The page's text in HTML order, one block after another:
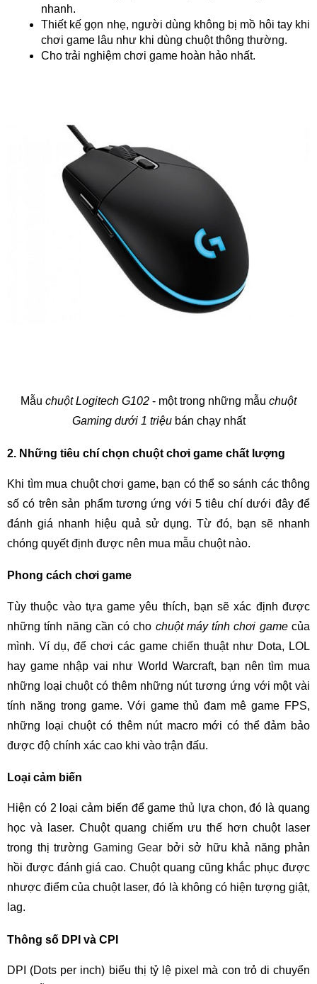
nhanh.
Thiết kế gọn nhẹ, người dùng không bị mồ hôi tay khi
chơi game lâu như khi dùng chuột thông thường.
Cho trải nghiệm chơi game hoàn hảo nhất.
Mẫu chuột Logitech G102 - một trong những mẫu chuột
Gaming dưới 1 triệubán chạy nhất
2. Những tiêu chí chọn chuột chơi game chất lượng
Khi tìm mua chuột chơi game, bạn có thể so sánh các thông
số có trên sản phẩm tương ứng với 5 tiêu chí dưới đây để
đánh giá nhanh hiệu quả sử dụng. Từ đó, bạn sẽ nhanh
chóng quyết định được nên mua mẫu chuột nào.
Phong cách chơi game
Tùy thuộc vào tựa game yêu thích, bạn sẽ xác định được
những tính năng cần có cho chuột máy tính chơi gamecủa
mình. Ví dụ, để chơi các game chiến thuật như Dota, LOL
hay game nhập vai như World Warcraft, bạn nên tìm mua
những loại chuột có thêm những nút tương ứng với một vài
tính năng trong game. Với game thủ đam mê game FPS,
những loại chuột có thêm nút macro mới có thể đảm bảo
được độ chính xác cao khi vào trận đấu.
Loại cảm biến
Hiện có 2 loại cảm biến để game thủ lựa chọn, đó là quang
học và laser. Chuột quang chiếm ưu thế hơn chuột laser
trong thị trường Gaming Gear bởi sở hữu khả năng phản
hồi được đánh giá cao. Chuột quang cũng khắc phục được
nhược điểm của chuột laser, đó là không có hiện tượng giật,
lag.
Thông số DPI và CPI
DPI (Dots per inch) biểu thị tỷ lệ pixel mà con trỏ di chuyển